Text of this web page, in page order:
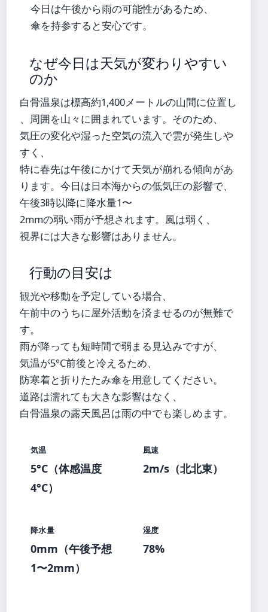
今日は午後から雨の可能性があるため、
傘を持参すると安心です。
なぜ今日は天気が変わりやすい
のか
白骨温泉は標高約1,400メートルの山間に位置し
、周囲を山々に囲まれています。そのため、
気圧の変化や湿った空気の流入で雲が発生しや
すく、
特に春先は午後にかけて天気が崩れる傾向があ
ります。今日は日本海からの低気圧の影響で、
午後3時以降に降水量1〜
2mmの弱い雨が予想されます。風は弱く、
視界には大きな影響はありません。
行動の目安は
観光や移動を予定している場合、
午前中のうちに屋外活動を済ませるのが無難で
す。
雨が降っても短時間で弱まる見込みですが、
気温が5°C前後と冷えるため、
防寒着と折りたたみ傘を用意してください。
道路は濡れても大きな影響はなく、
白骨温泉の露天風呂は雨の中でも楽しめます。
気温
5°C（体感温度
4°C）
風速
2m/s（北北東）
降水量
0mm（午後予想
1〜2mm）
湿度
78%